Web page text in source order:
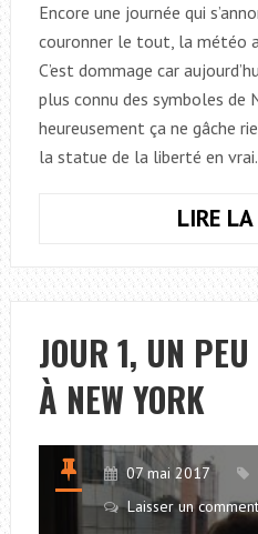
Encore une journée qui
couronner le tout, la météo
C’est dommage car
plus connu des symboles de
heureusement ça ne gâche
la statue de la liberté en
LIRE
JOUR 1, UN
À NEW YORK
07 mai 2017
Laisser un